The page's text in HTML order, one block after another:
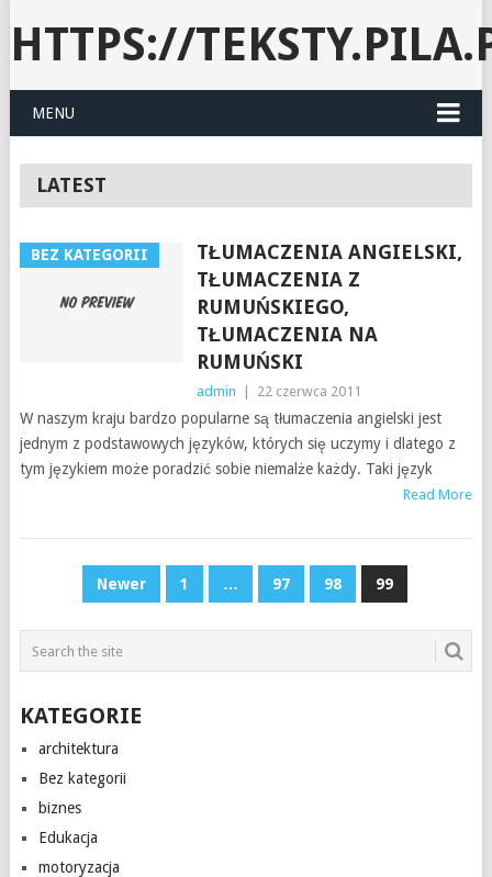
HTTPS://
MENU
LATEST
BEZ KATEGORII
TŁUMACZENIA ANGIELSKI,
TŁUMACZENIA Z
RUMUŃSKIEGO,
TŁUMACZENIA NA
RUMUŃSKI
admin 22 czerwca 2011
W naszym kraju bardzo popularne są tłumaczenia angielski jest
jednym z podstawowych języków, których się uczymy i dlatego z
tym językiem może poradzić sobie niemalże każdy. Taki język
Read More
STRONICOWANIE
Newer 1 … 97 98 99
KATEGORIE
architektura
Bez kategorii
biznes
Edukacja
motoryzacja